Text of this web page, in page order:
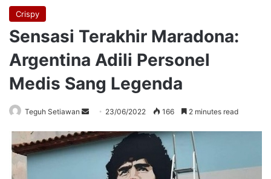
Crispy
Sensasi Terakhir Maradona:
Argentina Adili Personel
Medis Sang Legenda
Teguh Setiawan
Send
email
23/06/2022 166 2 minutes read